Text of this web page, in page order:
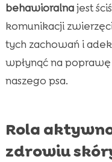
behawioralnajest
komunikacji
tych zachowań i
wpłynąć na
naszego psa.
Rola
zdrowiu